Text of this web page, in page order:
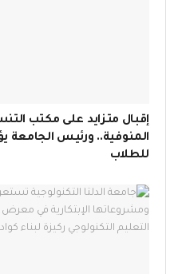
إقبال متزايد على مكتب
المنوفية.. ورئيس الجامعة
للطلاب